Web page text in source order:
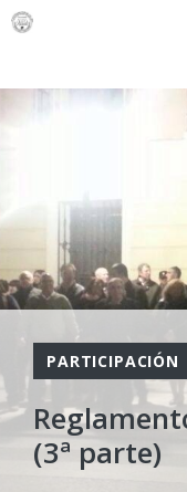
Saltar
PARTICIPACIÓN
(3ª parte)